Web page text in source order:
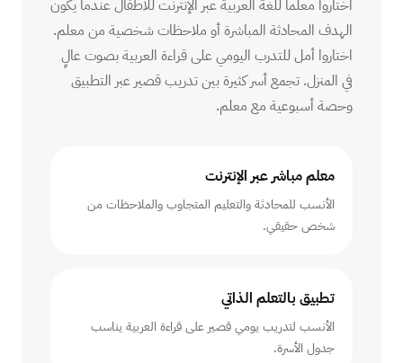
اختاروا معلماً للغة العربية عبر الإنترنت للأطفال عندما يكون
الهدف المحادثة المباشرة أو ملاحظات شخصية من معلم.
اختاروا أمل للتدرب اليومي على قراءة العربية بصوت عالٍ
في المنزل. تجمع أسر كثيرة بين تدريب قصير عبر التطبيق
وحصة أسبوعية مع معلم.
معلم مباشر عبر الإنترنت
الأنسب للمحادثة والتعليم المتجاوب والملاحظات من
شخص حقيقي.
تطبيق بالتعلم الذاتي
الأنسب لتدريب يومي قصير على قراءة العربية يناسب
جدول الأسرة.